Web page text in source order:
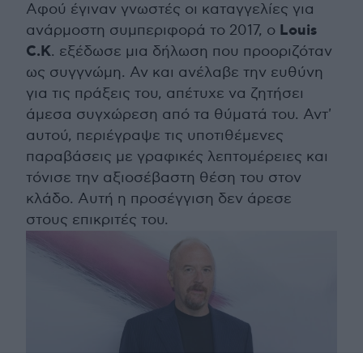
Αφού έγιναν γνωστές οι καταγγελίες για
ανάρμοστη συμπεριφορά το 2017, ο Louis
C.K. εξέδωσε μια δήλωση που προοριζόταν
ως συγγνώμη. Αν και ανέλαβε την ευθύνη
για τις πράξεις του, απέτυχε να ζητήσει
άμεσα συγχώρεση από τα θύματά του. Αντ'
αυτού, περιέγραψε τις υποτιθέμενες
παραβάσεις με γραφικές λεπτομέρειες και
τόνισε την αξιοσέβαστη θέση του στον
κλάδο. Αυτή η προσέγγιση δεν άρεσε
στους επικριτές του.